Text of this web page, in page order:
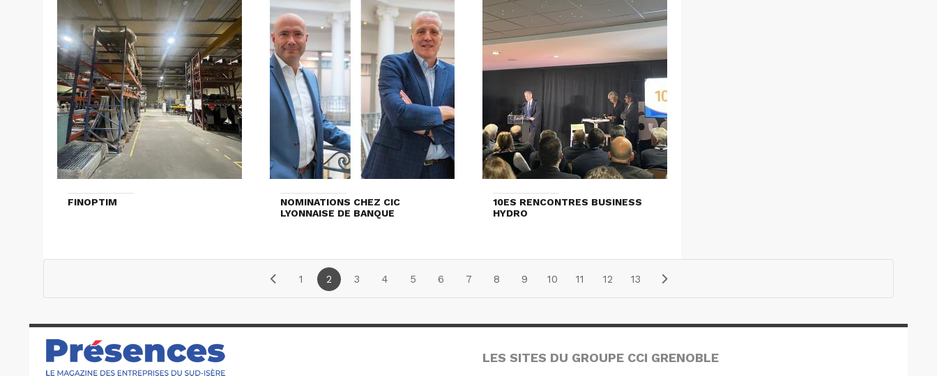
FINOPTIM
NOMINATIONS CHEZ CIC
LYONNAISE DE BANQUE
10ES RENCONTRES BUSINESS
HYDRO
1 2 3 4 5 6 7 8 9 10 11 12 13
LES SITES DU GROUPE CCI GRENOBLE